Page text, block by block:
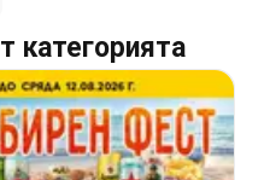
категорията